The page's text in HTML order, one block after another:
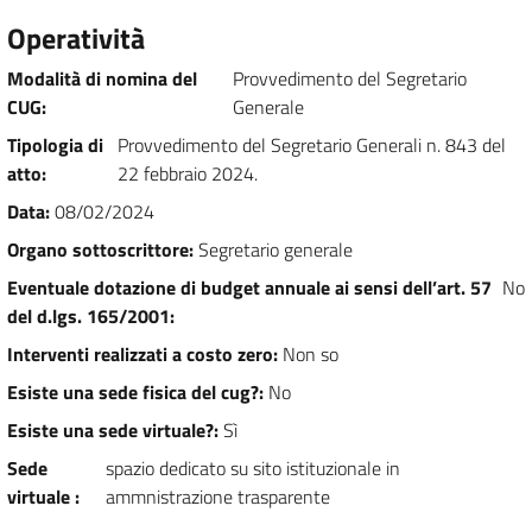
Operatività
Modalità di nomina del
CUG:
Provvedimento del Segretario
Generale
Tipologia di
atto:
Provvedimento del Segretario Generali n. 843 del
22 febbraio 2024.
Data:08/02/2024
Organo sottoscrittore:Segretario generale
Eventuale dotazione di budget annuale ai sensi dell’art. 57
del d.lgs. 165/2001:
No
Interventi realizzati a costo zero: Non so
Esiste una sede fisica del cug?: No
Esiste una sede virtuale?:Sì
Sede
virtuale:
spazio dedicato su sito istituzionale in
ammnistrazione trasparente